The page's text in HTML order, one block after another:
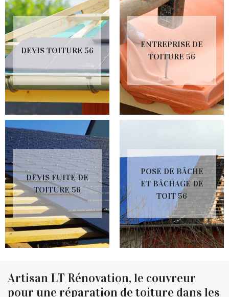
DEVIS TOITURE 56
ENTREPRISE DE
TOITURE 56
DEVIS FUITE DE
TOITURE 56
POSE DE BÂCHE
ET BÂCHAGE DE
TOIT 56
Artisan LT Rénovation, le couvreur
pour une réparation de toiture dans les